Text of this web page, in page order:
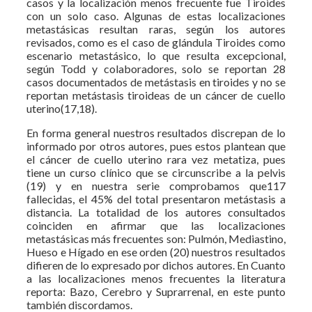
con un solo caso. Algunas de estas localizaciones
metastásicas resultan raras, según los autores
revisados, como es el caso de glándula Tiroides como
escenario metastásico, lo que resulta excepcional,
según Todd y colaboradores, solo se reportan 28
casos documentados de metástasis en tiroides y no se
reportan metástasis tiroideas de un cáncer de cuello
uterino(17,18).
En forma general nuestros resultados discrepan de lo
informado por otros autores, pues estos plantean que
el cáncer de cuello uterino rara vez metatiza, pues
tiene un curso clínico que se circunscribe a la pelvis
(19) y en nuestra serie comprobamos que117
fallecidas, el 45% del total presentaron metástasis a
distancia. La totalidad de los autores consultados
coinciden en afirmar que las localizaciones
metastásicas más frecuentes son: Pulmón, Mediastino,
Hueso e Hígado en ese orden (20) nuestros resultados
difieren de lo expresado por dichos autores. En Cuanto
a las localizaciones menos frecuentes la literatura
reporta: Bazo, Cerebro y Suprarrenal, en este punto
también discordamos.